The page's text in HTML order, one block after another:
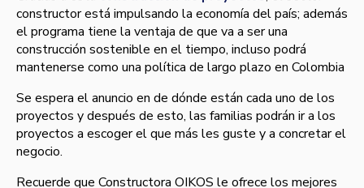
constructor está impulsando la economí­a del paí­s; además
el programa tiene la ventaja de que va a ser una
construcción sostenible en el tiempo, incluso podrá
mantenerse como una polí­tica de largo plazo en Colombia
Se espera el anuncio en de dónde están cada uno de los
proyectos y después de esto, las familias podrán ir a los
proyectos a escoger el que más les guste y a concretar el
negocio.
Recuerde que Constructora OIKOS le ofrece los mejores